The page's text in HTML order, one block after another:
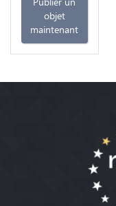
objet
maintenant